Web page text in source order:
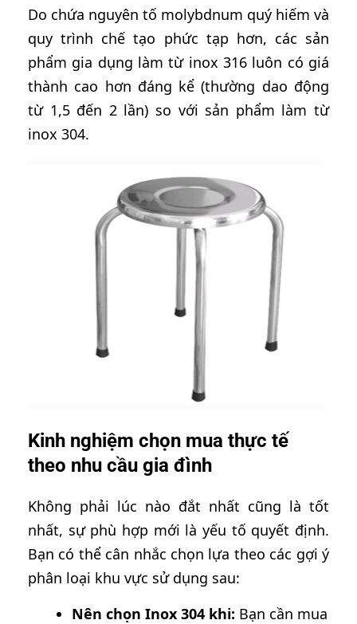
Do chứa nguyên tố molybdnum quý hiếm và
quy trình chế tạo phức tạp hơn, các sản
phẩm gia dụng làm từ inox 316 luôn có giá
thành cao hơn đáng kể (thường dao động
từ 1,5 đến 2 lần) so với sản phẩm làm từ
inox 304.
Kinh nghiệm chọn mua thực tế
theo nhu cầu gia đình
Không phải lúc nào đắt nhất cũng là tốt
nhất, sự phù hợp mới là yếu tố quyết định.
Bạn có thể cân nhắc chọn lựa theo các gợi ý
phân loại khu vực sử dụng sau:
Nên chọn Inox 304 khi: Bạn cần mua